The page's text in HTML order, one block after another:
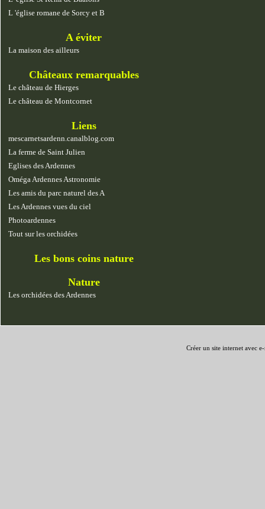
L 'église romane de Sorcy et B
A éviter
La maison des ailleurs
Châteaux remarquables
Le château de Hierges
Le château de Montcornet
Liens
mescarnetsardenn.canalblog.com
La ferme de Saint Julien
Eglises des Ardennes
Oméga Ardennes Astronomie
Les amis du parc naturel des A
Les Ardennes vues du ciel
Photoardennes
Tout sur les orchidées
Les bons coins nature
Nature
Les orchidées des Ardennes
Créer un site internet avec